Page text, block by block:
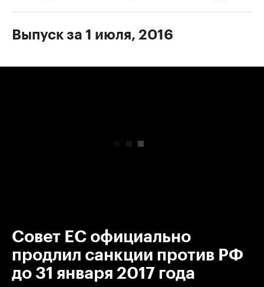
Выпуск за 1 июля, 2016
Совет ЕС официально
продлил санкции против РФ
до 31 января 2017 года